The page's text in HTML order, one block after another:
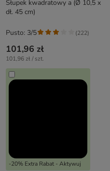
Słupek kwadratowy a (Ø 10,5 x
dł. 45 cm)
101,96 zł
101,96 zł / szt.
-20% Extra Rabat - Aktywuj
Pusto: 3/5 (222)